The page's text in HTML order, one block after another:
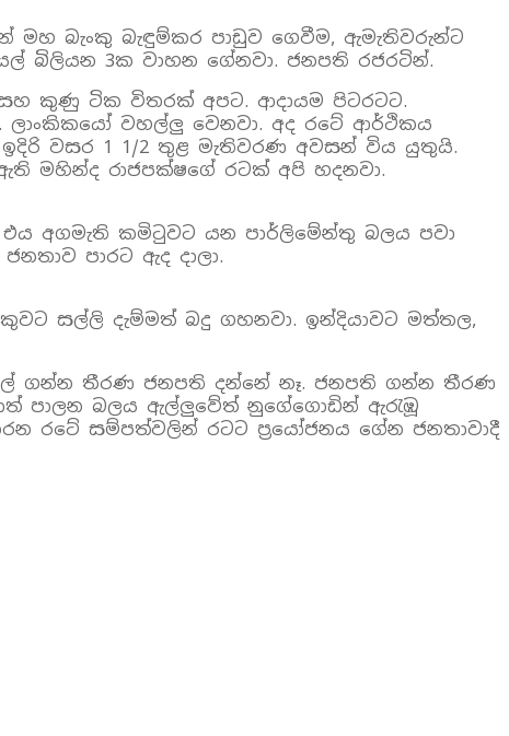
මහ බැංකු බැඳුම්කර පාඩුව ගෙවීම, ඇමැතිවරුන්ට
බිලියන 3ක වාහන ගේනවා. ජනපති රජරටින්.
කුණු ටික විතරක් අපට. ආදායම පිටරටට.
ලාංකිකයෝ වහල්ලු වෙනවා. අද රටේ ආර්ථිකය
ඉදිරි වසර 1 1/2 තුළ මැතිවරණ අවසන් විය යුතුයි.
මහින්ද රාජපක්ෂගේ රටක් අපි හදනවා.
අගමැති කමිටුවට යන පාර්ලිමේන්තු බලය පවා
පාරට ඇද දාලා.
සල්ලි දැම්මත් බදු ගහනවා. ඉන්දියාවට මත්තල,
රනිල් ගන්න තීරණ ජනපති දන්නේ නෑ. ජනපති ගන්න තීරණ
පාලන බලය ඇල්ලුවේත් නුගේගොඩින් ඇරැඹූ
රටේ සම්පත්වලින් රටට ප්‍රයෝජනය ගේන ජනතාවාදී